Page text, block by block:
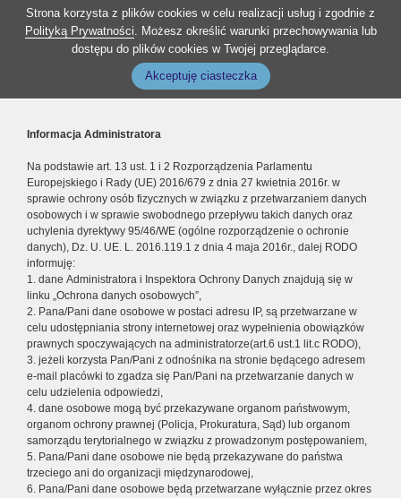
Strona korzysta z plików cookies w celu realizacji usług i zgodnie z
Polityką Prywatności. Możesz określić warunki przechowywania lub
dostępu do plików cookies w Twojej przeglądarce.
Akceptuję ciasteczka
Informacja Administratora
Na podstawie art. 13 ust. 1 i 2 Rozporządzenia Parlamentu
Europejskiego i Rady (UE) 2016/679 z dnia 27 kwietnia 2016r. w
sprawie ochrony osób fizycznych w związku z przetwarzaniem danych
osobowych i w sprawie swobodnego przepływu takich danych oraz
uchylenia dyrektywy 95/46/WE (ogólne rozporządzenie o ochronie
danych), Dz. U. UE. L. 2016.119.1 z dnia 4 maja 2016r., dalej RODO
informuję:
1. dane Administratora i Inspektora Ochrony Danych znajdują się w
linku „Ochrona danych osobowych”,
2. Pana/Pani dane osobowe w postaci adresu IP, są przetwarzane w
celu udostępniania strony internetowej oraz wypełnienia obowiązków
prawnych spoczywających na administratorze(art.6 ust.1 lit.c RODO),
3. jeżeli korzysta Pan/Pani z odnośnika na stronie będącego adresem
e-mail placówki to zgadza się Pan/Pani na przetwarzanie danych w
celu udzielenia odpowiedzi,
4. dane osobowe mogą być przekazywane organom państwowym,
organom ochrony prawnej (Policja, Prokuratura, Sąd) lub organom
samorządu terytorialnego w związku z prowadzonym postępowaniem,
5. Pana/Pani dane osobowe nie będą przekazywane do państwa
trzeciego ani do organizacji międzynarodowej,
6. Pana/Pani dane osobowe będą przetwarzane wyłącznie przez okres